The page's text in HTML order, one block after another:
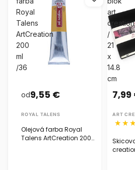
Royal
Talens
ArtCreation
200
ml
/36
Olejová farba Royal
Talens ArtCreation 200
od9,55 €
ROYAL TALENS
art
creation
/
21
x
14.8
cm
7,99
ART